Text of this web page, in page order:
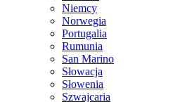
Niemcy
Norwegia
Portugalia
Rumunia
San Marino
Słowacja
Słowenia
Szwajcaria